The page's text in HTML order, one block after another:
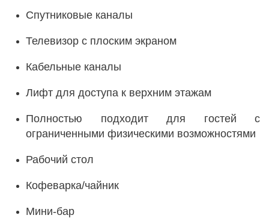
Спутниковые каналы
Телевизор с плоским экраном
Кабельные каналы
Лифт для доступа к верхним этажам
Полностью подходит для гостей с
ограниченными физическими возможностями
Рабочий стол
Кофеварка/чайник
Мини-бар